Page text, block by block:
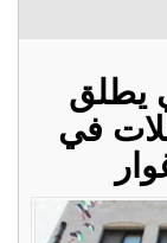
يطلق
في